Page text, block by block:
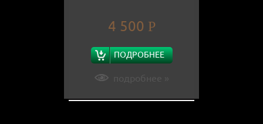
4 500 Р
ПОДРОБНЕЕ